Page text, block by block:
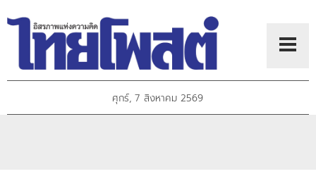
ศุกร์, 7 สิงหาคม 2569